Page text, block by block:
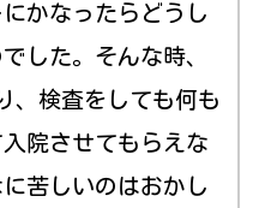
かなったらどうし
した。そんな時、
、検査をしても何も
院させてもらえな
苦しいのはおかし